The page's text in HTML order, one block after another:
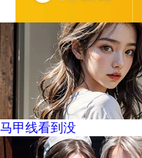
马甲线看到没